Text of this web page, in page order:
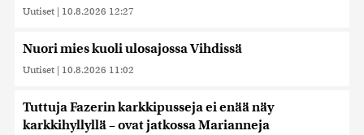
Uutiset | 10.8.2026 12:27
Nuori mies kuoli ulosajossa Vihdissä
Uutiset | 10.8.2026 11:02
Tuttuja Fazerin karkkipusseja ei enää näy
karkkihyllyllä – ovat jatkossa Marianneja